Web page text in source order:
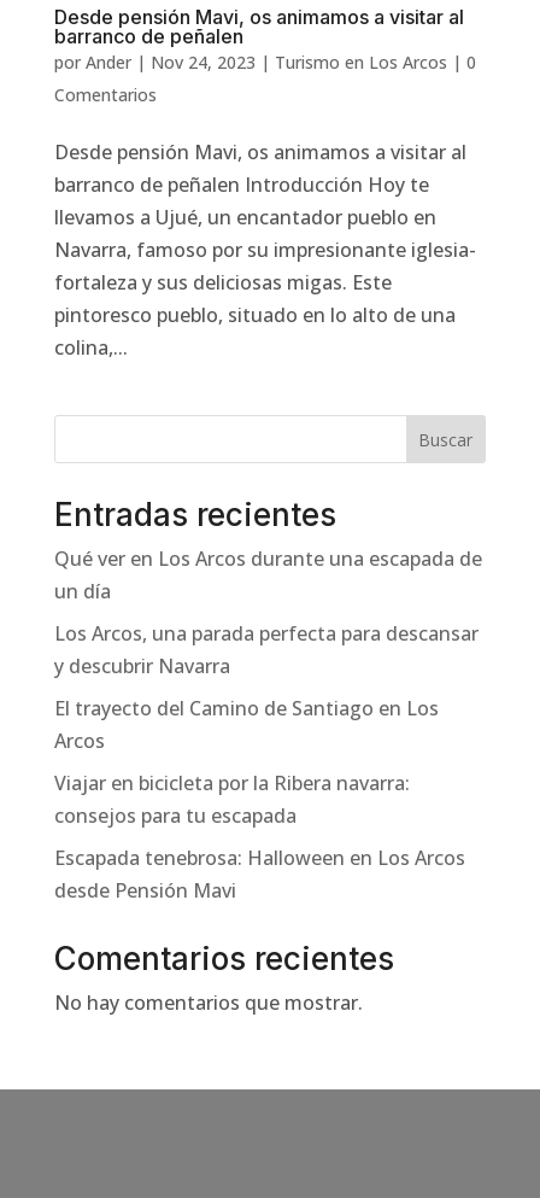
Desde pensión Mavi, os animamos a visitar al
barranco de peñalen
por Ander| Nov 24, 2023 | Turismo en Los Arcos | 0
Comentarios
Desde pensión Mavi, os animamos a visitar al
barranco de peñalen Introducción Hoy te
llevamos a Ujué, un encantador pueblo en
Navarra, famoso por su impresionante iglesia-
fortaleza y sus deliciosas migas. Este
pintoresco pueblo, situado en lo alto de una
colina,...
Buscar
Entradas recientes
Qué ver en Los Arcos durante una escapada de
un día
Los Arcos, una parada perfecta para descansar
y descubrir Navarra
El trayecto del Camino de Santiago en Los
Arcos
Viajar en bicicleta por la Ribera navarra:
consejos para tu escapada
Escapada tenebrosa: Halloween en Los Arcos
desde Pensión Mavi
Comentarios recientes
No hay comentarios que mostrar.